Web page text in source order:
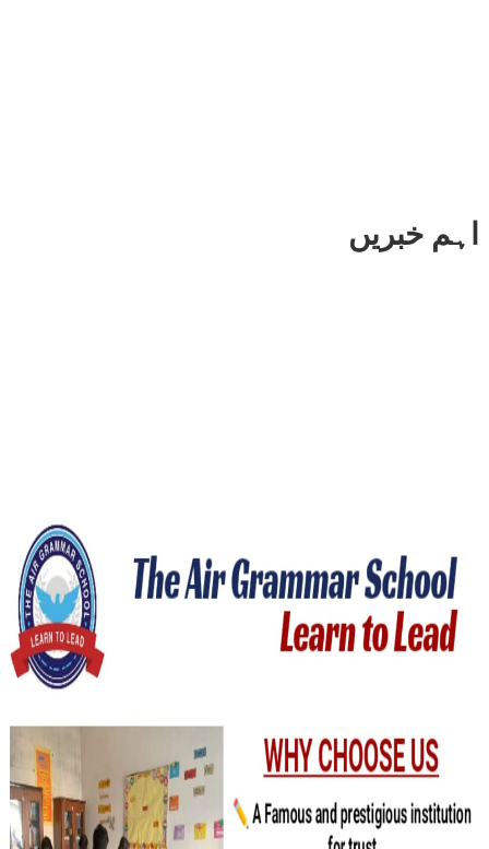
اہم خبریں
نئی خبر ایک لمحے میں آپ کے سامنے اسی جگہ پر موجود ہوگی